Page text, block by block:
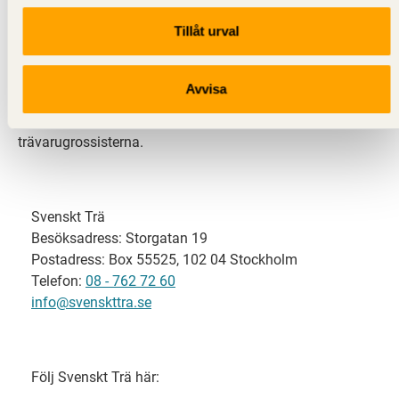
Tillåt urval
Avvisa
Svenskt Trä representerar svensk sågverksindustri
och är en del av branschorganisationen
svensk limträ-, KL-trä- och förpackningsindustri samt
trävarugrossisterna.
Svenskt Trä
Besöksadress: Storgatan 19
Postadress: Box 55525, 102 04 Stockholm
Telefon: 08 - 762 72 60
info@svenskttra.se
Följ Svenskt Trä här: